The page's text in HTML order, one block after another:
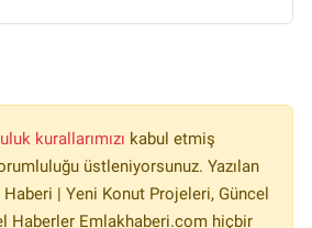
kurallarımızı kabul etmiş
üstleniyorsunuz. Yazılan
| Yeni Konut Projeleri, Güncel
Haberler Emlakhaberi.com hiçbir